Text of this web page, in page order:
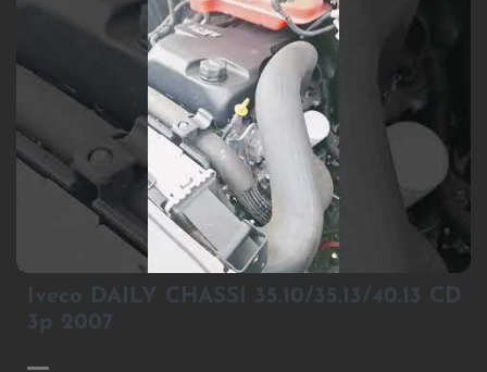
1
Iveco DAILY CHASSI 35.10/35.13/40.13 CD
3p 2007